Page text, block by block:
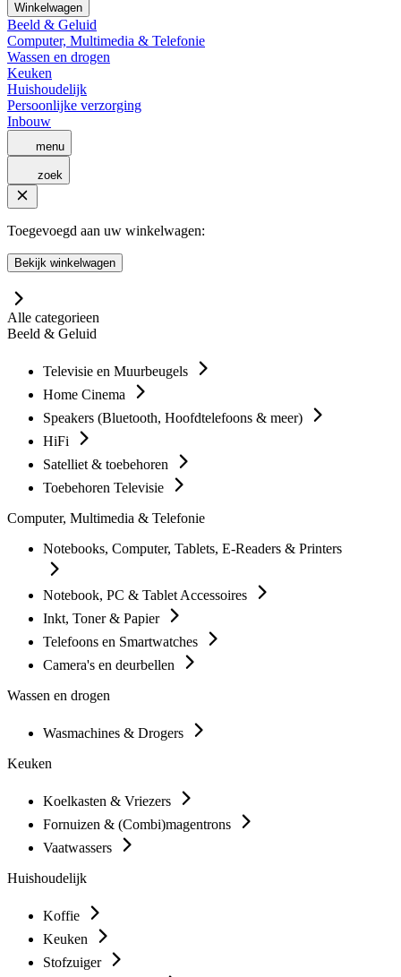
Winkelwagen
Beeld & Geluid
Computer, Multimedia & Telefonie
Wassen en drogen
Keuken
Huishoudelijk
Persoonlijke verzorging
Inbouw
menu
zoek
Toegevoegd aan uw winkelwagen:
Bekijk winkelwagen
Alle categorieen
Beeld & Geluid
Televisie en Muurbeugels
Home Cinema
Speakers (Bluetooth, Hoofdtelefoons & meer)
HiFi
Satelliet & toebehoren
Toebehoren Televisie
Computer, Multimedia & Telefonie
Notebooks, Computer, Tablets, E-Readers & Printers
Notebook, PC & Tablet Accessoires
Inkt, Toner & Papier
Telefoons en Smartwatches
Camera's en deurbellen
Wassen en drogen
Wasmachines & Drogers
Keuken
Koelkasten & Vriezers
Fornuizen & (Combi)magentrons
Vaatwassers
Huishoudelijk
Koffie
Keuken
Stofzuiger